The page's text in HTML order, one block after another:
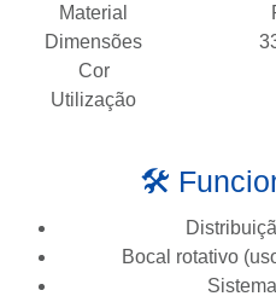
Material
Dimensões
Cor
Utilização
🛠️
Bocal rotativo